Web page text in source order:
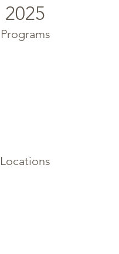
2025
Programs
Locations